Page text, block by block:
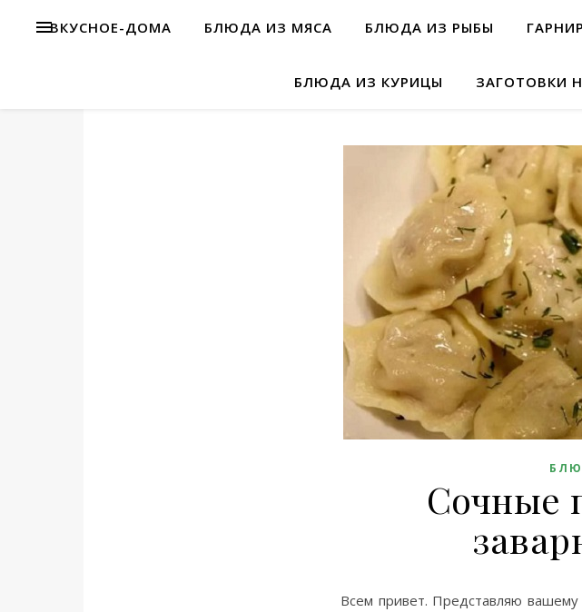
ВКУСНОЕ-ДОМА БЛЮДА ИЗ МЯСА БЛЮДА ИЗ РЫБЫ
БЛЮДА ИЗ КУРИЦЫ ЗАГОТОВКИ
Сочные
Всем привет. Представляю